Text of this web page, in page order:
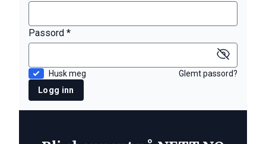
Passord *
Husk meg
Glemt passord?
Logg inn